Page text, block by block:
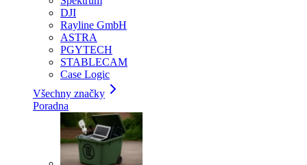
DJI
Rayline GmbH
ASTRA
PGYTECH
STABLECAM
Case Logic
Všechny značky
Poradna